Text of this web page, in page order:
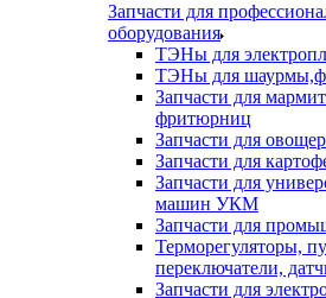
Запчасти для
оборудования
ТЭНы для
ТЭНы для
Запчасти для
фритюрниц
Запчасти для
Запчасти для
Запчасти для
машин УКМ
Запчасти для
Терморегуляторы,
переключатели,
Запчасти для